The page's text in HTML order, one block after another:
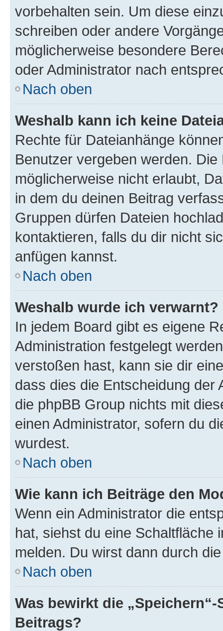
vorbehalten sein. Um diese
schreiben oder andere
möglicherweise besondere
oder Administrator nach
Nach oben
Weshalb kann ich keine
Rechte für Dateianhänge
Benutzer vergeben werden.
möglicherweise nicht erlaubt,
in dem du deinen Beitrag
Gruppen dürfen Dateien
kontaktieren, falls du dir nicht
anfügen kannst.
Nach oben
Weshalb wurde ich verwarnt?
In jedem Board gibt es eigene
Administration festgelegt
verstoßen hast, kann sie dir
dass dies die Entscheidung der
die phpBB Group nichts mit
einen Administrator, sofern du
wurdest.
Nach oben
Wie kann ich Beiträge den
Wenn ein Administrator die
hat, siehst du eine Schaltfläche
melden. Du wirst dann durch
Nach oben
Was bewirkt die
Beitrags?